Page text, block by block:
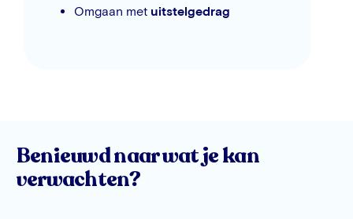
Omgaan met uitstelgedrag
Benieuwd naar wat je kan
verwachten?